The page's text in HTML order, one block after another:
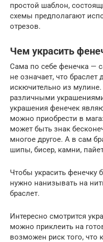
простой шаблон,
схемы предполагают
отрезов.
Чем украсить
Сама по себе фенечка —
не означает, что
искючительно из
различными
украшения фенечек
можно приобрести в
может быть знак
многое другое. А в сам
шипы, бисер, камни,
Чтобы украсить фенечку
нужно нанизывать на
браслет.
Интересно смотрится
можно приклеить на
возможен риск того, что